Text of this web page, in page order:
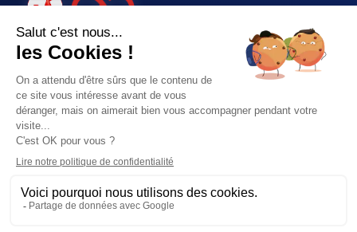
© 2026 Blue note systems — Tous droits réservés.
Plan du site
Mentions légales
Tous droits réservésBlue note systems -
Conseil en solutions CRM pour entreprise :